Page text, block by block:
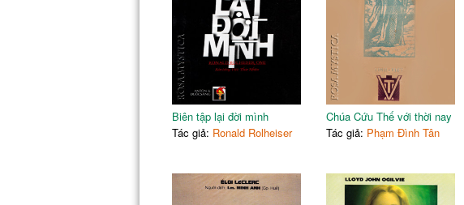
Biên tập lại đời mình
Tác giả: Ronald Rolheiser
Chúa Cứu Thế với thời nay
Tác giả: Phạm Đình Tân